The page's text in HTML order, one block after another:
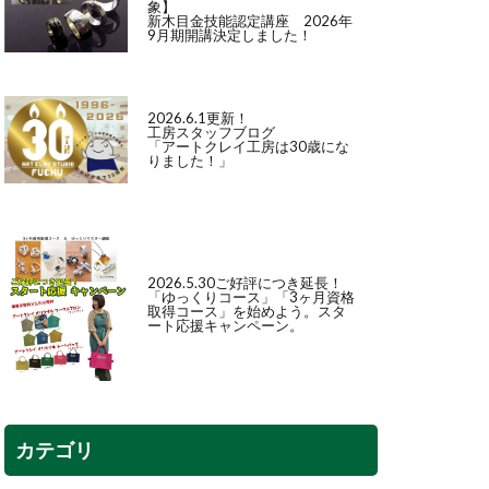
象】
新木目金技能認定講座 2026年
9月期開講決定しました！
2026.6.1更新！
工房スタッフブログ
「アートクレイ工房は30歳にな
りました！」
2026.5.30ご好評につき延長！
「ゆっくりコース 」「3ヶ月資格
取得コース 」を始めよう。スタ
ート応援キャンペーン。
カテゴリ